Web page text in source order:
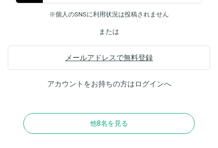
※個人のSNSに利用状況は投稿されません
または
メールアドレスで無料登録
アカウントをお持ちの方はログインへ
他8名を見る